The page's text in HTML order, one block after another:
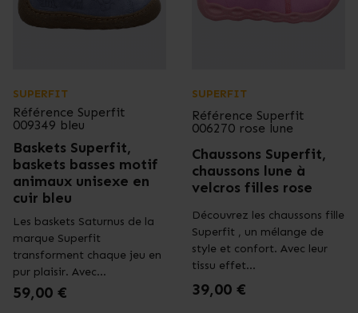
SUPERFIT
Référence Superfit
009349 bleu
Baskets Superfit,
baskets basses motif
animaux unisexe en
cuir bleu
Les baskets Saturnus de la
marque Superfit
transforment chaque jeu en
pur plaisir. Avec...
Prix
59,00 €
SUPERFIT
Référence Superfit
006270 rose lune
Chaussons Superfit,
chaussons lune à
velcros filles rose
Découvrez les chaussons fille
Superfit , un mélange de
style et confort. Avec leur
tissu effet...
Prix
39,00 €